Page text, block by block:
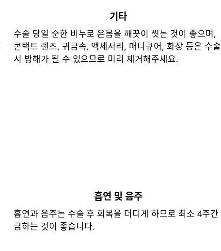
기타
수술 당일 순한 비누로 온몸을 깨끗이 씻는 것이 좋으며,
콘택트 렌즈, 귀금속, 액세서리, 매니큐어, 화장 등은 수술
시 방해가 될 수 있으므로 미리 제거해주세요.
흡연 및 음주
흡연과 음주는 수술 후 회복을 더디게 하므로 최소 4주간
금하는 것이 좋습니다.